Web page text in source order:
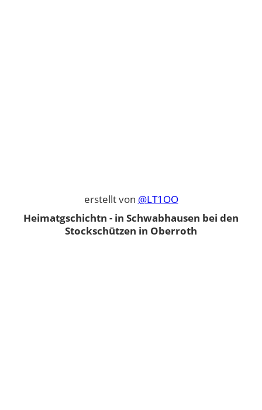
erstellt von @LT1OO
Heimatgschichtn - in Schwabhausen bei den
Stockschützen in Oberroth